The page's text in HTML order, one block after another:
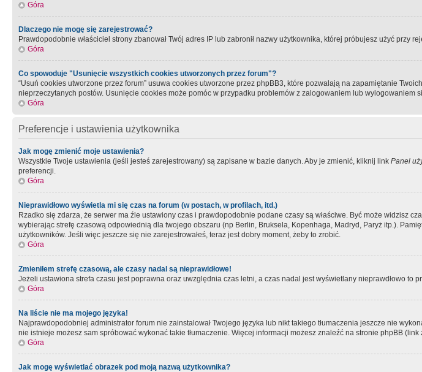
Góra
Dlaczego nie mogę się zarejestrować?
Prawdopodobnie właściciel strony zbanował Twój adres IP lub zabronił nazwy użytkownika, której próbujesz użyć przy
Góra
Co spowoduje "Usunięcie wszystkich cookies utworzonych przez forum"?
“Usuń cookies utworzone przez forum” usuwa cookies utworzone przez phpBB3, które pozwalają na zapamiętanie
nieprzeczytanych postów. Usunięcie cookies może pomóc w przypadku problemów z zalogowaniem lub wylogowaniem
Góra
Preferencje i ustawienia użytkownika
Jak mogę zmienić moje ustawienia?
Wszystkie Twoje ustawienia (jeśli jesteś zarejestrowany) są zapisane w bazie danych. Aby je zmienić, kliknij link Panel
preferencji.
Góra
Nieprawidłowo wyświetla mi się czas na forum (w postach, w profilach, itd.)
Rzadko się zdarza, że serwer ma źle ustawiony czas i prawdopodobnie podane czasy są właściwe. Być może widzisz
wybierając strefę czasową odpowiednią dla twojego obszaru (np Berlin, Bruksela, Kopenhaga, Madryd, Paryż itp.).
użytkowników. Jeśli więc jeszcze się nie zarejestrowałeś, teraz jest dobry moment, żeby to zrobić.
Góra
Zmieniłem strefę czasową, ale czasy nadal są nieprawidłowe!
Jeżeli ustawiona strefa czasu jest poprawna oraz uwzględnia czas letni, a czas nadal jest wyświetlany nieprawdłowo
Góra
Na liście nie ma mojego języka!
Najprawdopodobniej administrator forum nie zainstalował Twojego języka lub nikt takiego tłumaczenia jeszcze nie
nie istnieje możesz sam spróbować wykonać takie tłumaczenie. Więcej informacji możesz znaleźć na stronie phpBB (link
Góra
Jak mogę wyświetlać obrazek pod moją nazwą użytkownika?